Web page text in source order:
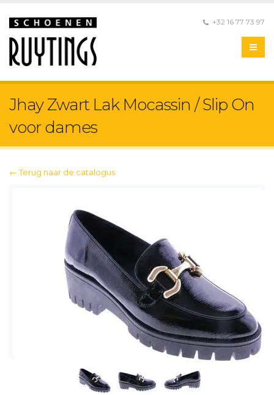
+32 16 77 73 97
Jhay Zwart Lak Mocassin / Slip On
voor dames
← Terug naar de catalogus